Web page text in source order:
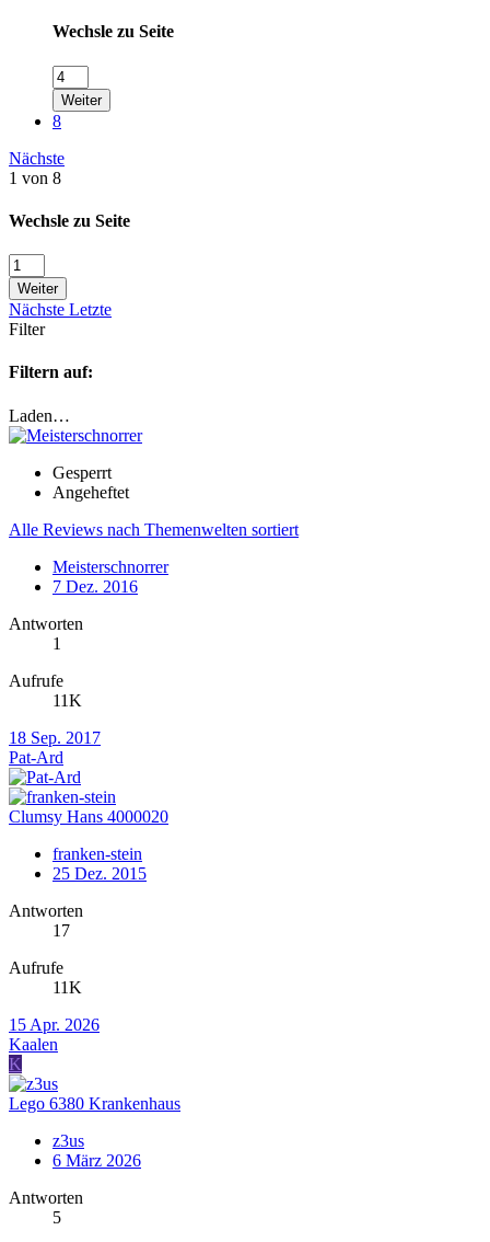
Wechsle zu Seite
Weiter
8
Nächste
1 von 8
Wechsle zu Seite
Weiter
Nächste Letzte
Filter
Filtern auf:
Laden…
Gesperrt
Angeheftet
Alle Reviews nach Themenwelten sortiert
Meisterschnorrer
7 Dez. 2016
Antworten
1
Aufrufe
11K
18 Sep. 2017
Pat-Ard
Clumsy Hans 4000020
franken-stein
25 Dez. 2015
Antworten
17
Aufrufe
11K
15 Apr. 2026
Kaalen
K
Lego 6380 Krankenhaus
z3us
6 März 2026
Antworten
5